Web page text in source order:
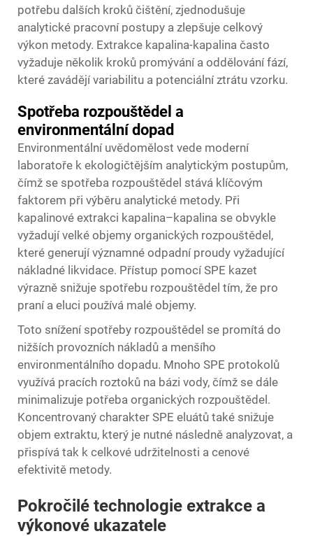
potřebu dalších kroků čištění, zjednodušuje
analytické pracovní postupy a zlepšuje celkový
výkon metody. Extrakce kapalina-kapalina často
vyžaduje několik kroků promývání a oddělování fází,
které zavádějí variabilitu a potenciální ztrátu vzorku.
Spotřeba rozpouštědel a
environmentální dopad
Environmentální uvědomělost vede moderní
laboratoře k ekologičtějším analytickým postupům,
čímž se spotřeba rozpouštědel stává klíčovým
faktorem při výběru analytické metody. Při
kapalinové extrakci kapalina–kapalina se obvykle
vyžadují velké objemy organických rozpouštědel,
které generují významné odpadní proudy vyžadující
nákladné likvidace. Přístup pomocí SPE kazet
výrazně snižuje spotřebu rozpouštědel tím, že pro
praní a eluci používá malé objemy.
Toto snížení spotřeby rozpouštědel se promítá do
nižších provozních nákladů a menšího
environmentálního dopadu. Mnoho SPE protokolů
využívá pracích roztoků na bázi vody, čímž se dále
minimalizuje potřeba organických rozpouštědel.
Koncentrovaný charakter SPE eluátů také snižuje
objem extraktu, který je nutné následně analyzovat, a
přispívá tak k celkové udržitelnosti a cenové
efektivitě metody.
Pokročilé technologie extrakce a
výkonové ukazatele